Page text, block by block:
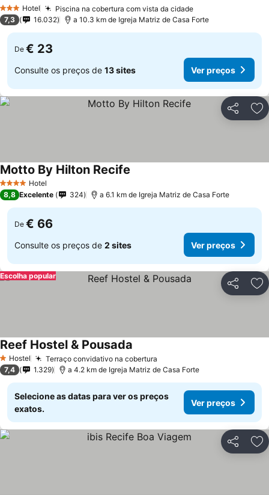
3 EstrelasHotel Piscina na cobertura com vista da cidade
7,3 16.032 a 10.3 km de Igreja Matriz de Casa Forte
De € 23
Consulte os preços de 13 sites Ver preços
Partilhar
4 EstrelasHotel
Motto By Hilton Recife
8,8 Excelente 324 a 6.1 km de Igreja Matriz de Casa Forte
De € 66
Consulte os preços de 2 sites Ver preços
Partilhar
Escolha popular
1 Estrelas
Hostel Terraço convidativo na cobertura
Reef Hostel & Pousada
7,4 1.329 a 4.2 km de Igreja Matriz de Casa Forte
Selecione as datas para ver os preços
exatos.
Ver preços
Partilhar